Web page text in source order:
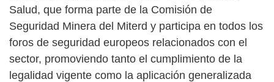
Salud, que forma parte de la Comisión de
Seguridad Minera del Miterd y participa en todos los
foros de seguridad europeos relacionados con el
sector, promoviendo tanto el cumplimiento de la
legalidad vigente como la aplicación generalizada